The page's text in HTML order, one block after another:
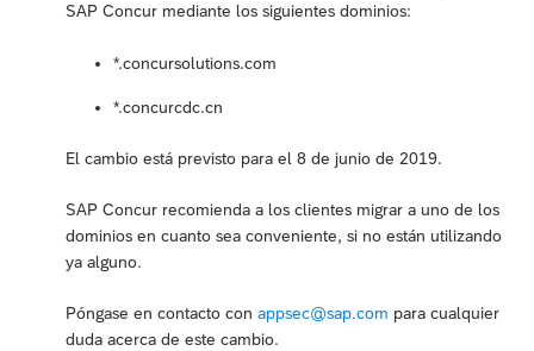
SAP Concur mediante los siguientes dominios:
*.concursolutions.com
*.concurcdc.cn
El cambio está previsto para el 8 de junio de 2019.
SAP Concur recomienda a los clientes migrar a uno de los
dominios en cuanto sea conveniente, si no están utilizando
ya alguno.
Póngase en contacto con appsec@sap.com para cualquier
duda acerca de este cambio.